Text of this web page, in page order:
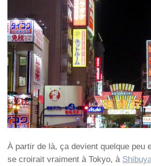
À partir de là, ça devient quelque peu
se croirait vraiment à Tokyo, à